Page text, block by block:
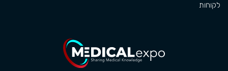
לקוחות